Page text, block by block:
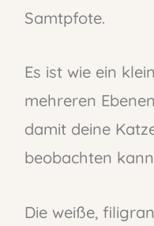
Samtpfote.
Es ist wie ein
mehreren
damit deine
beobachten
Die weiße,